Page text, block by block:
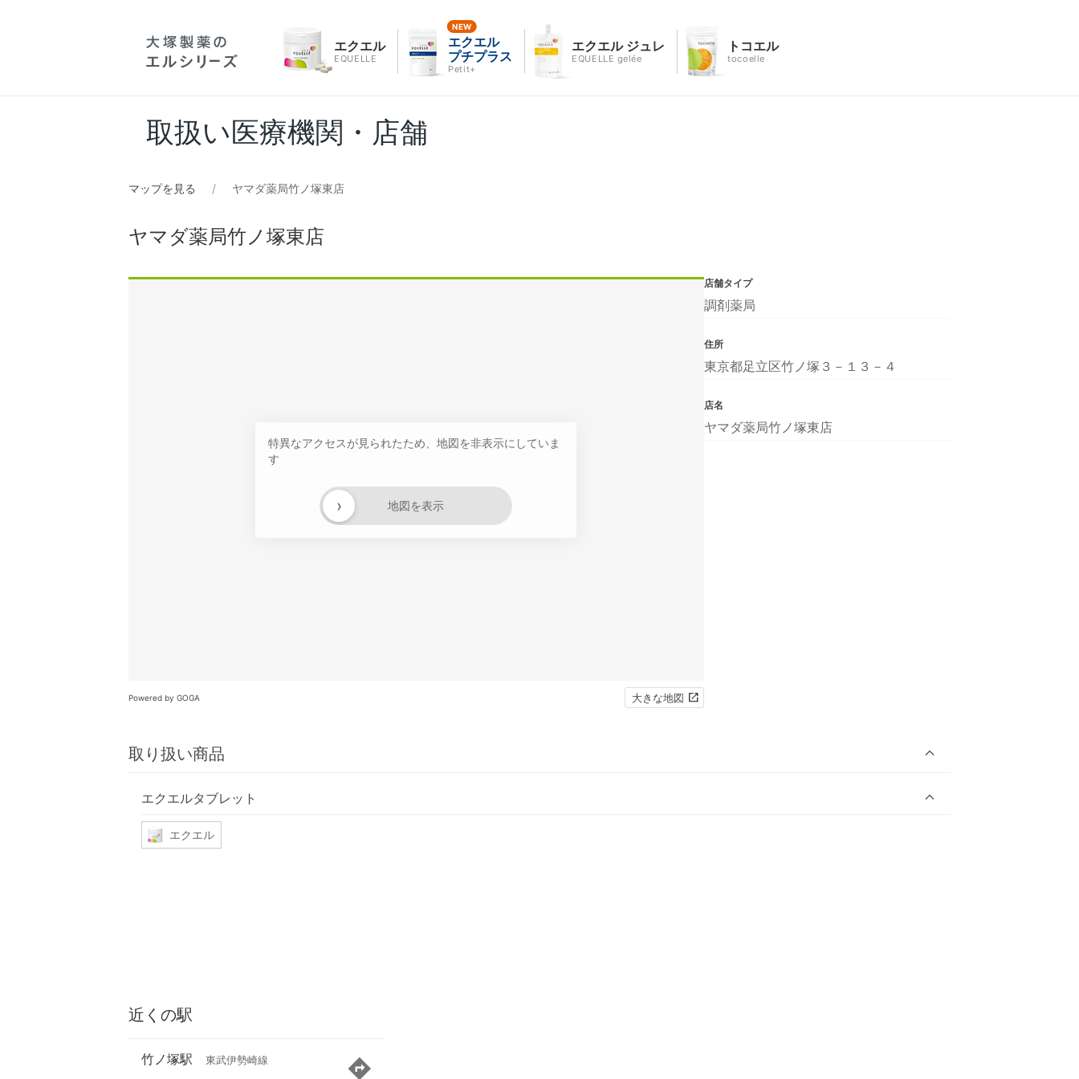
エクエル
EQUELLE
エクエル
プチプラス
Petit+
エクエル ジュレ
EQUELLE gelée
トコエル
tocoelle
取扱い医療機関・店舗
マップを見る ヤマダ薬局竹ノ塚東店
ヤマダ薬局竹ノ塚東店
特異なアクセスが見られたため、地図を非表示にしていま
す
地図を表示
›
Powered by GOGA 大きな地図
取り扱い商品
エクエルタブレット
エクエル
店舗タイプ
調剤薬局
住所
東京都足立区竹ノ塚３－１３－４
店名
ヤマダ薬局竹ノ塚東店
近くの駅
竹ノ塚駅 東武伊勢崎線